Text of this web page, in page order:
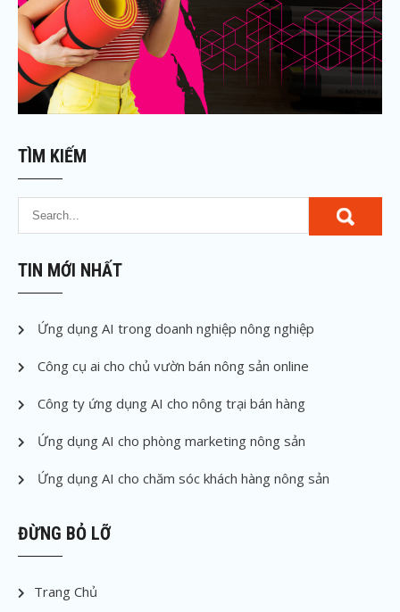
TÌM KIẾM
TIN MỚI NHẤT
Ứng dụng AI trong doanh nghiệp nông nghiệp
Công cụ ai cho chủ vườn bán nông sản online
Công ty ứng dụng AI cho nông trại bán hàng
Ứng dụng AI cho phòng marketing nông sản
Ứng dụng AI cho chăm sóc khách hàng nông sản
ĐỪNG BỎ LỠ
Trang Chủ